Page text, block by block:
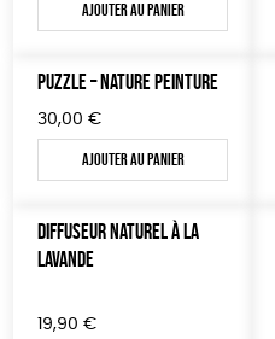
BIJOUX
DONS
TOUT
Ajouter au panier
PUZZLE – NATURE PEINTURE
30,00 €
Ajouter au panier
DIFFUSEUR NATUREL À LA
LAVANDE
19,90 €